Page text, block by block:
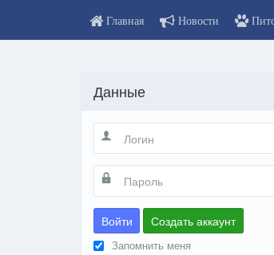
Главная Новости
Данные
Войти Создать аккаунт
Запомнить меня